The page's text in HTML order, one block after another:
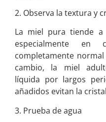
2. Observa la textura y
La miel pura tiende
especialmente
completamente
cambio, la miel
líquida por largos
añadidos evitan la
3. Prueba de agua